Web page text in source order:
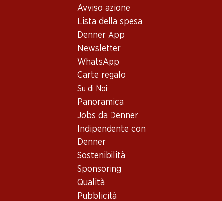
Avviso azione
Lista della spesa
Denner App
Newsletter
WhatsApp
Carte regalo
Su di Noi
Panoramica
Jobs da Denner
Indipendente con
Denner
Sostenibilità
Sponsoring
Qualità
Pubblicità
un’acidità ben integrata e un finale piacevolmente lungo e
Buono a sapersi